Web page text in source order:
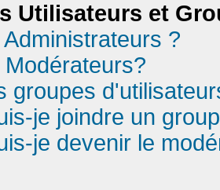
Utilisateurs et
?
groupes
je joindre un
je devenir le